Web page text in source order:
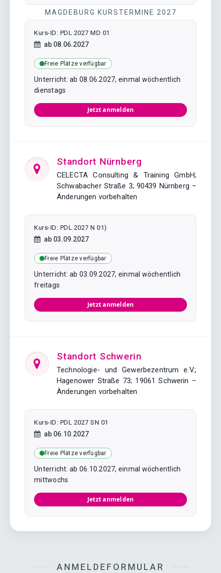
MAGDEBURG KURSTERMINE 2027
Kurs-ID: PDL 2027 MD 01
Kursstart:
ab 08.06.2027
Freie Plätze verfügbar
Unterricht: ab 08.06.2027, einmal wöchentlich
dienstags
Jetzt anmelden
Standort Nürnberg
CELECTA Consulting & Training GmbH;
Schwabacher Straße 3; 90439 Nürnberg –
Änderungen vorbehalten
Kurs-ID: PDL 2027 N 01)
Kursstart:
ab 03.09.2027
Freie Plätze verfügbar
Unterricht: ab 03.09.2027, einmal wöchentlich
freitags
Jetzt anmelden
Standort Schwerin
Technologie- und Gewerbezentrum e.V.;
Hagenower Straße 73; 19061 Schwerin –
Änderungen vorbehalten
Kurs-ID: PDL 2027 SN 01
Kursstart:
ab 06.10.2027
Freie Plätze verfügbar
Unterricht: ab 06.10.2027, einmal wöchentlich
mittwochs
Jetzt anmelden
ANMELDEFORMULAR